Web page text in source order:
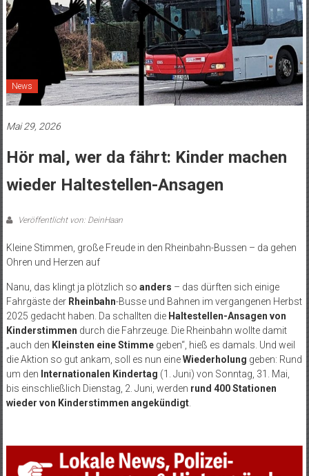
News
Mai 29, 2026
Hör mal, wer da fährt: Kinder machen
wieder Haltestellen-Ansagen
Veröffentlicht von: DeinHaan
Kleine Stimmen, große Freude in den Rheinbahn-Bussen – da gehen
Ohren und Herzen auf
Nanu, das klingt ja plötzlich so anders – das dürften sich einige
Fahrgäste der Rheinbahn-Busse und Bahnen im vergangenen Herbst
2025 gedacht haben. Da schallten die Haltestellen-Ansagen von
Kinderstimmen durch die Fahrzeuge. Die Rheinbahn wollte damit
„auch den Kleinsten eine Stimmegeben“, hieß es damals. Und weil
die Aktion so gut ankam, soll es nun eineWiederholung geben: Rund
um den Internationalen Kindertag (1. Juni) von Sonntag, 31. Mai,
bis einschließlich Dienstag, 2. Juni, werden rund 400 Stationen
wieder von Kinderstimmen angekündigt.